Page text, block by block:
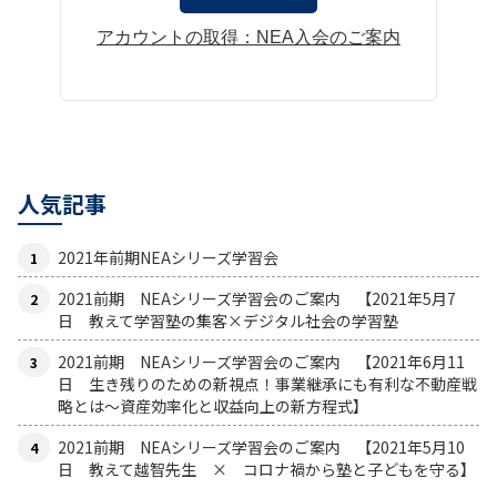
アカウントの取得：NEA入会のご案内
人気記事
2021年前期NEAシリーズ学習会
2021前期 NEAシリーズ学習会のご案内 【2021年5月7
日 教えて学習塾の集客×デジタル社会の学習塾
2021前期 NEAシリーズ学習会のご案内 【2021年6月11
日 生き残りのための新視点！事業継承にも有利な不動産戦
略とは〜資産効率化と収益向上の新方程式】
2021前期 NEAシリーズ学習会のご案内 【2021年5月10
日 教えて越智先生 × コロナ禍から塾と子どもを守る】